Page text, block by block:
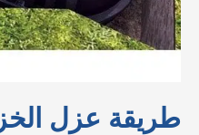
طريقة عزل